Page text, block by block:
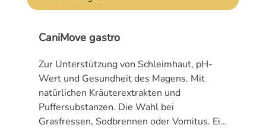
und patentierten Stoff Karaliv sowie das
Silymarin). Durch die Verwendung der
Karaliv®-Kräutermischung und
hochkonzentriertem Mariendistel-Extrakt
wird eine noch bessere Unterstützung der
Leber sichergestellt. Das enthaltene Cholin
(100 mg pro Kapsel), ehemals als Vitamin
B4 bezeichnet, übernimmt im
CaniMove gastro
Zur Unterstützung von Schleimhaut, pH-
Wert und Gesundheit des Magens. Mit
natürlichen Kräuterextrakten und
Puffersubstanzen. Die Wahl bei
Grasfressen, Sodbrennen oder Vomitus. Ein